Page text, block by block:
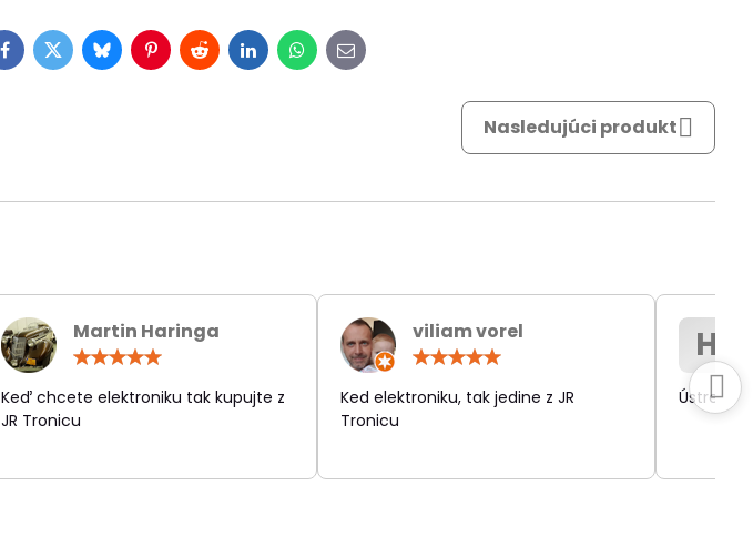
Facebook
TwitterBlueskyPinterest
RedditLinkedInWhatsApp
E-
mail
Nasledujúci produkt
Martin Haringa
/
5
Keď chcete elektroniku tak kupujte z
JR Tronicu
viliam vorel
/
5
Ked elektroniku, tak jedine z JR
Tronicu
H